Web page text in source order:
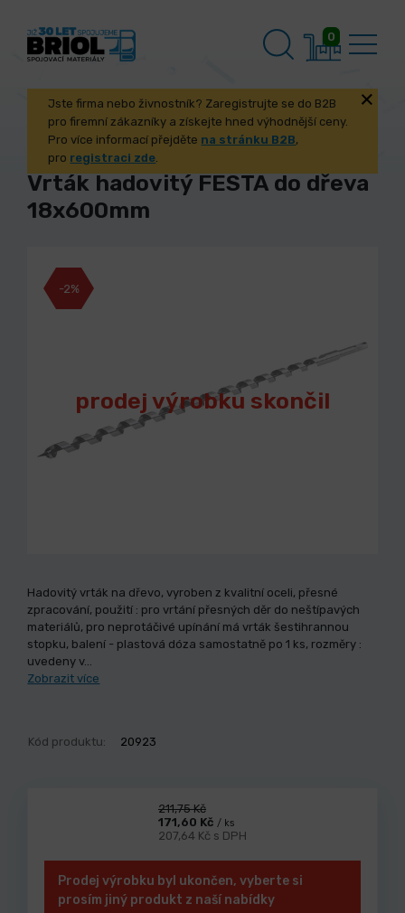
0
Jste firma nebo živnostník? Zaregistrujte se do B2B
pro firemní zákazníky a získejte hned výhodnější ceny.
Pro více informací přejděte na stránku B2B,
pro registraci zde.
Vrták hadovitý FESTA do dřeva
18x600mm
prodej výrobku skončil
-2%
Hadovitý vrták na dřevo, vyroben z kvalitní oceli, přesné
zpracování, použití : pro vrtání přesných děr do neštípavých
materiálů, pro neprotáčivé upínání má vrták šestihrannou
stopku, balení - plastová dóza samostatně po 1 ks, rozměry :
uvedeny v…
Zobrazit více
Kód produktu: 20923
211,75 Kč
171,60 Kč / ks
207,64 Kč s DPH
Prodej výrobku byl ukončen, vyberte si
prosím jiný produkt z naší nabídky